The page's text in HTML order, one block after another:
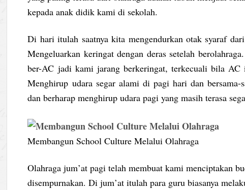
kepada anak didik kami di sekolah.
Di hari itulah saatnya kita mengendurkan otak syaraf
Mengeluarkan keringat dengan deras setelah
ber-AC jadi kami jarang berkeringat, terkecuali bila
Menghirup udara segar alami di pagi hari dan
dan berharap menghirup udara pagi yang masih terasa
Membangun School Culture Melalui Olahraga
Olahraga jum’at pagi telah membuat kami menciptakan
disempurnakan. Di jum’at itulah para guru biasanya